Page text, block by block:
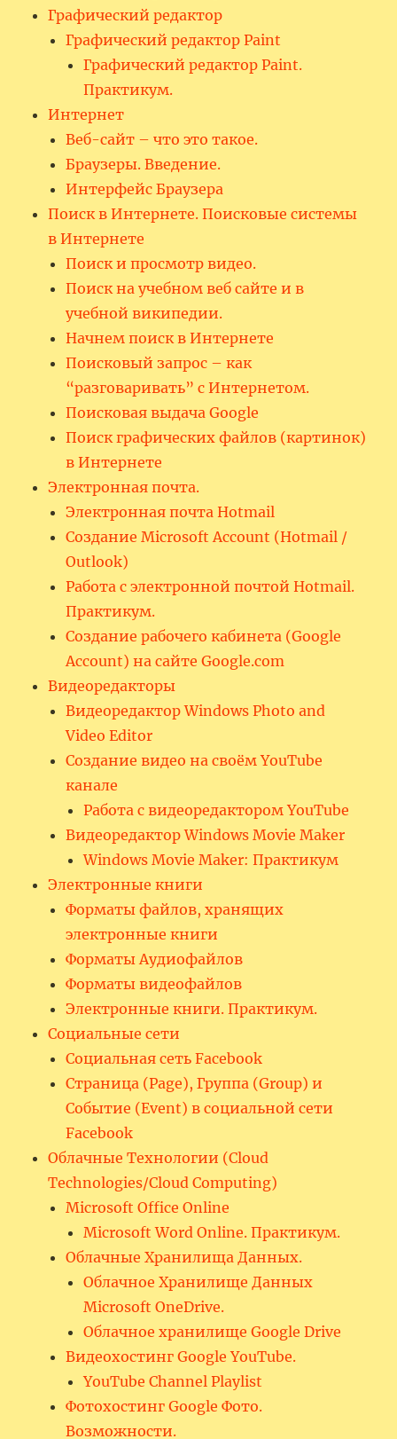
Графический редактор
Графический редактор Paint
Графический редактор Paint.
Практикум.
Интернет
Веб-сайт – что это такое.
Браузеры. Введение.
Интерфейс Браузера
Поиск в Интернете. Поисковые системы
в Интернете
Поиск и просмотр видео.
Поиск на учебном веб сайте и в
учебной википедии.
Начнем поиск в Интернете
Поисковый запрос – как
“разговаривать” с Интернетом.
Поисковая выдача Google
Поиск графических файлов (картинок)
в Интернете
Электронная почта.
Электронная почта Hotmail
Создание Microsoft Account (Hotmail /
Outlook)
Работа с электронной почтой Hotmail.
Практикум.
Создание рабочего кабинета (Google
Account) на сайте Google.com
Видеоредакторы
Видеоредактор Windows Photo and
Video Editor
Создание видео на своём YouTube
канале
Работа с видеоредактором YouTube
Видеоредактор Windows Movie Maker
Windows Movie Maker: Практикум
Электронные книги
Форматы файлов, хранящих
электронные книги
Форматы Аудиофайлов
Форматы видеофайлов
Электронные книги. Практикум.
Социальные сети
Социальная сеть Facebook
Страница (Page), Группа (Group) и
Событие (Event) в социальной сети
Facebook
Облачные Технологии (Cloud
Technologies/Cloud Computing)
Microsoft Office Online
Microsoft Word Online. Практикум.
Облачные Хранилища Данных.
Облачное Хранилище Данных
Microsoft OneDrive.
Облачное хранилище Google Drive
Видеохостинг Google YouTube.
YouTube Channel Playlist
Фотохостинг Google Фото.
Возможности.